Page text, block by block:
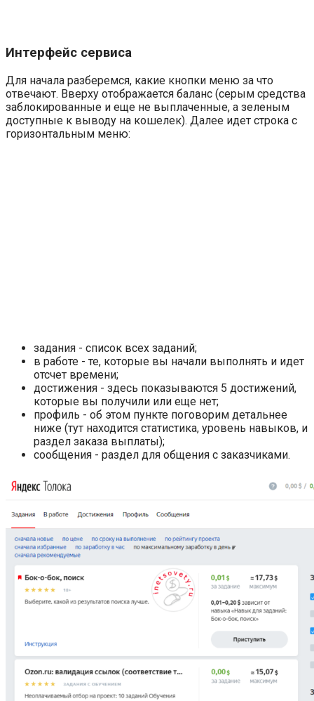
Интерфейс сервиса
Для начала разберемся, какие кнопки меню за что
отвечают. Вверху отображается баланс (серым средства
заблокированные и еще не выплаченные, а зеленым
доступные к выводу на кошелек). Далее идет строка с
горизонтальным меню:
задания - список всех заданий;
в работе - те, которые вы начали выполнять и идет
отсчет времени;
достижения - здесь показываются 5 достижений,
которые вы получили или еще нет;
профиль - об этом пункте поговорим детальнее
ниже (тут находится статистика, уровень навыков, и
раздел заказа выплаты);
сообщения - раздел для общения с заказчиками.